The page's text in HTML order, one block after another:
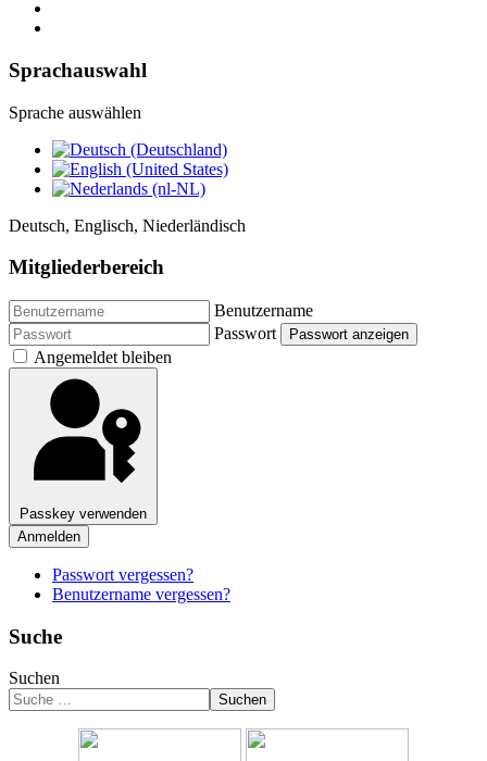
Sprachauswahl
Sprache auswählen
Deutsch, Englisch, Niederländisch
Mitgliederbereich
Benutzername
Passwort
Passwort anzeigen
Angemeldet bleiben
Passkey verwenden
Anmelden
Passwort vergessen?
Benutzername vergessen?
Suche
Suchen
Suchen